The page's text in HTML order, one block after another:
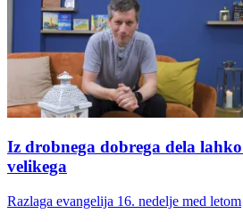
Iz drobnega dobrega dela
velikega
Razlaga evangelija 16. nedelje med letom